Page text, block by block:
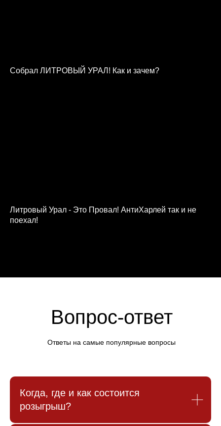
Собрал ЛИТРОВЫЙ УРАЛ! Как и зачем?
Литровый Урал - Это Провал! АнтиХарлей так и не
поехал!
Вопрос-ответ
Ответы на самые популярные вопросы
Когда, где и как состоится
розыгрыш?